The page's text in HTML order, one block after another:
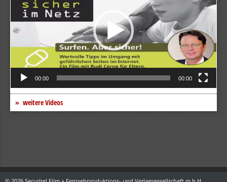
00:00 00:00
weitere Videos